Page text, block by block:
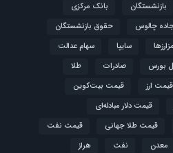
بازنشستگان
بانک مرکزی
چالوس
حقوق بازنشستگان
سایپا
سهام عدالت
بورس صادرات
طلا
قیمت ارز
قیمت بیت‌کوین
قیمت دلار مبادله‌ای
قیمت طلا جهانی
قیمت نفت
معدن نفت
هراز